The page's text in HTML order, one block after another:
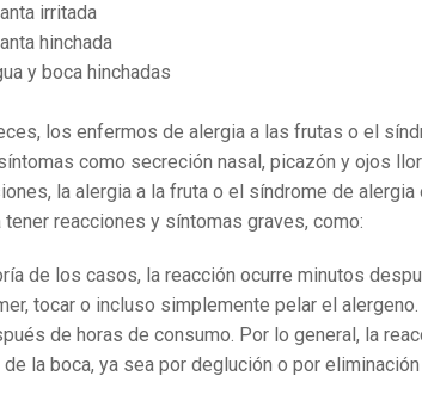
irritada
hinchada
y boca hinchadas
los enfermos de alergia a las frutas o el
como secreción nasal, picazón y ojos
la alergia a la fruta o el síndrome de
tener reacciones y síntomas graves, como:
de los casos, la reacción ocurre minutos
tocar o incluso simplemente pelar el
de horas de consumo. Por lo general, la
la boca, ya sea por deglución o por